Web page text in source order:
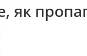
як